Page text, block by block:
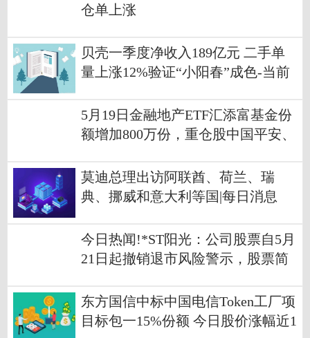
仓单上涨
贝壳一季度净收入189亿元 二手单
量上涨12%验证“小阳春”成色-当前
5月19日金融地产ETF汇添富基金份
额增加800万份，重仓股中国平安、
莫迪总理出访阿联酋、荷兰、瑞
典、挪威和意大利等国|每日消息
今日热闻!*ST阳光：公司股票自5月
21日起撤销退市风险警示，股票简
东方国信中标中国电信Token工厂项
目标包一15%份额 今日股价涨幅近1